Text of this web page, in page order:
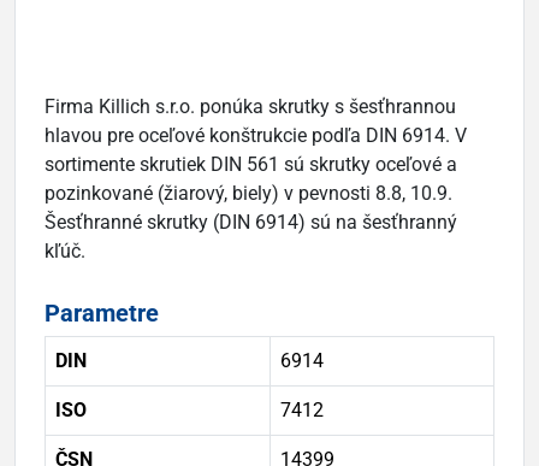
Firma Killich s.r.o. ponúka skrutky s šesťhrannou
hlavou pre oceľové konštrukcie podľa DIN 6914. V
sortimente skrutiek DIN 561 sú skrutky oceľové a
pozinkované (žiarový, biely) v pevnosti 8.8, 10.9.
Šesťhranné skrutky (DIN 6914) sú na šesťhranný
kľúč.
Parametre
DIN 6914
ISO 7412
ČSN 14399